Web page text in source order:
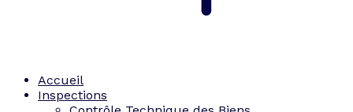
Accueil
Inspections